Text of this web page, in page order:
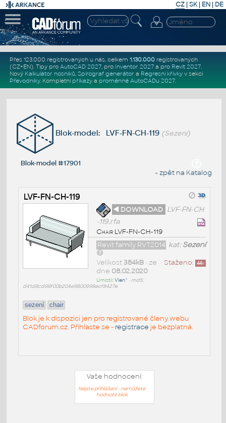
CZ | SK| EN | DE
Přes 123.000 registrovaných u nás, celkem 1.130.000registrovaných
(CZ+EN). Tipy pro AutoCAD 2027, pro Inventor 2027a pro Revit 2027.
Nový Kalkulátor nosníků, Spirograf generátor a Regresní křivkyv sekci
Převodníky. Kompletní příkazya proměnné AutoCADu 2027.
Blok-model: LVF-FN-CH-119 (Sezení)
Blok-model #17901
« zpět na Katalog
LVF-FN-CH-119
◄ DOWNLOAD LVF-FN-CH
-119.rfa
Chair LVF-FN-CH-119
kat:Sezení
Revit family RVT2014
Staženo: 44x
Velikost384kB• ze
dne 08.02.2020
Umístil:Vien^ • md5:
d41d8cd98f00b204e9800998ecf8427e
sezení chair
Blok je k dispozici jen pro registrované členy webu
CADforum.cz. Přihlaste se - registrace je bezplatná.
Vaše hodnocení:
Nejste přihlášeni - nemůžete
hodnotit blok